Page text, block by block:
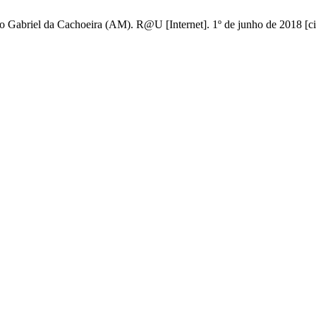
Gabriel da Cachoeira (AM). R@U [Internet]. 1º de junho de 2018